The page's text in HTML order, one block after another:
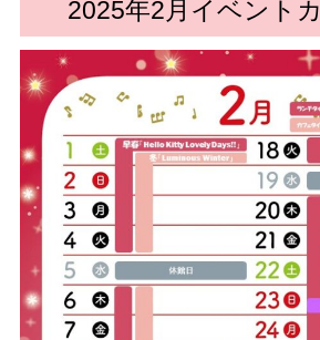
2025年2月イベント